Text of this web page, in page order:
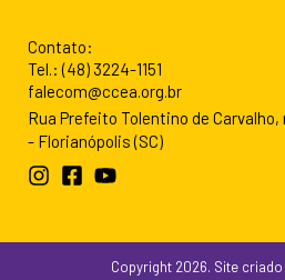
Rua Prefeito Tolentino de Carvalho,
- Florianópolis (SC)
Contato:
Tel.: (48) 3224-1151
falecom@ccea.org.br
Copyright 2026. Site criado